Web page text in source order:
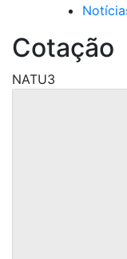
Cotação
NATU3